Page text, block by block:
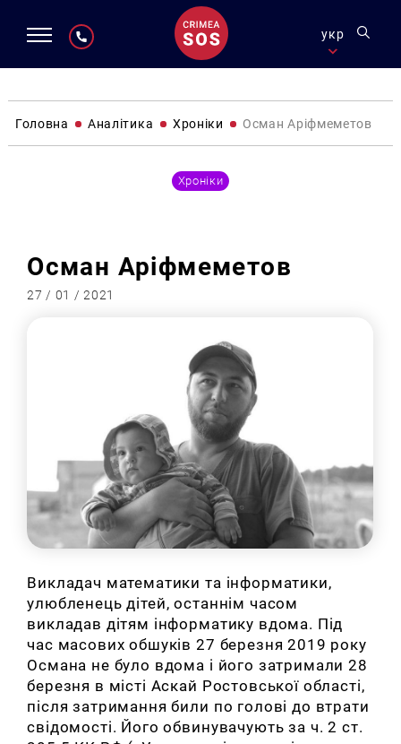
укр
Головна Аналітика Хроніки Осман Аріфмеметов
Хроніки
Осман Аріфмеметов
27 / 01 / 2021
Викладач математики та інформатики,
улюбленець дітей, останнім часом
викладав дітям інформатику вдома. Під
час масових обшуків 27 березня 2019 року
Османа не було вдома і його затримали 28
березня в місті Аскай Ростовської області,
після затримання били по голові до втрати
свідомості. Йогообвинувачуютьза ч. 2 ст.